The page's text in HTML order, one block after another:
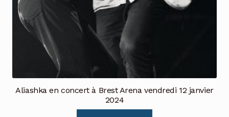
Aliashka en concert à Brest Arena vendredi 12 janvier
2024